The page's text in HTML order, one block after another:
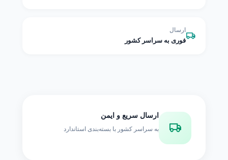
ارسال
فوری به سراسر کشور
ارسال سریع و ایمن
به سراسر کشور با بسته‌بندی استاندارد